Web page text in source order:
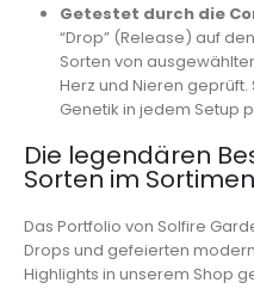
Getestet durch die
“Drop” (Release) auf
Sorten von
Herz und Nieren
Genetik in jedem Setup
Die legendären
Sorten im
Das Portfolio von Solfire
Drops und gefeierten
Highlights in unserem Shop